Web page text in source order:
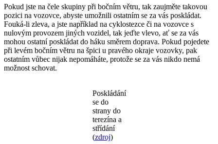
Pokud jste na čele skupiny při bočním větru, tak zaujměte takovou
pozici na vozovce, abyste umožnili ostatním se za vás poskládat.
Fouká-li zleva, a jste například na cyklostezce či na vozovce s
nulovým provozem jiných vozidel, tak jeďte vlevo, ať se za vás
mohou ostatní poskládat do háku směrem doprava. Pokud pojedete
při levém bočním větru na špici u pravého okraje vozovky, pak
ostatním vůbec nijak nepomáháte, protože se za vás nikdo nemá
možnost schovat.
Poskládání
se do
strany do
terezína a
střídání
(zdroj)